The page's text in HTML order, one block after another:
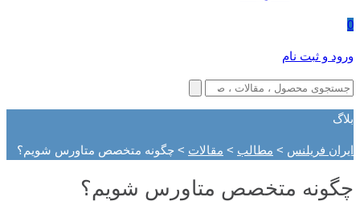
0
ورود و ثبت نام
بلاگ
ایران فریلنس > مطالب > مقالات > چگونه متخصص متاورس شویم؟
چگونه متخصص متاورس شویم؟